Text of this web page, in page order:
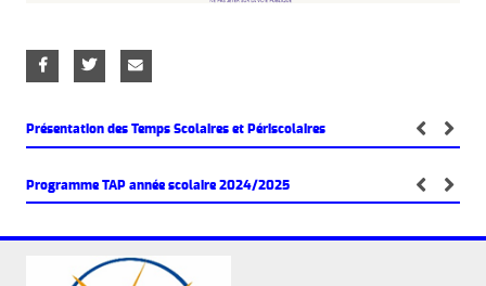
Présentation des Temps Scolaires et Périscolaires
Programme TAP année scolaire 2024/2025